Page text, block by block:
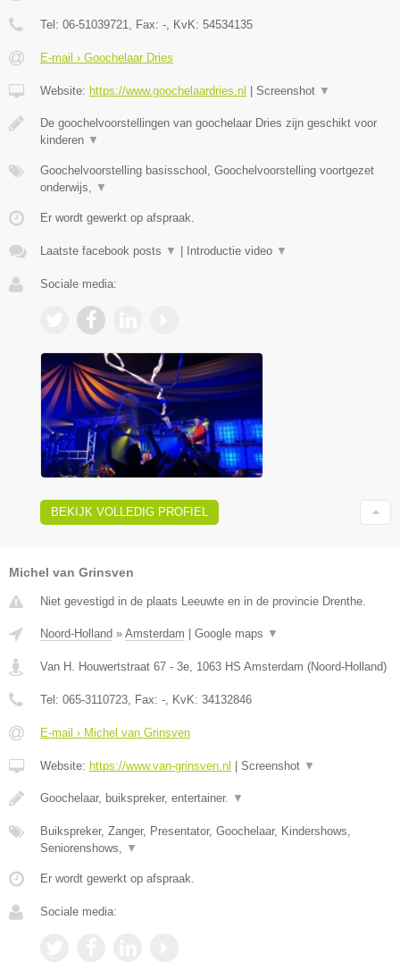
Tel: 06-51039721, Fax: -, KvK: 54534135
E-mail › Goochelaar Dries
Website: https://www.goochelaardries.nl Screenshot ▼
De goochelvoorstellingen van goochelaar Dries zijn geschikt voor
kinderen ▼
Goochelvoorstelling basisschool, Goochelvoorstelling voortgezet
onderwijs, ▼
Er wordt gewerkt op afspraak.
Laatste facebook posts ▼ Introductie video ▼
Sociale media:
BEKIJK VOLLEDIG PROFIEL
Michel van Grinsven
Niet gevestigd in de plaats Leeuwte en in de provincie Drenthe.
Noord-Holland » Amsterdam Google maps ▼
Van H. Houwertstraat 67 - 3e, 1063 HS Amsterdam (Noord-Holland)
Tel: 065-3110723, Fax: -, KvK: 34132846
E-mail › Michel van Grinsven
Website: https://www.van-grinsven.nl Screenshot ▼
Goochelaar, buikspreker, entertainer. ▼
Buikspreker, Zanger, Presentator, Goochelaar, Kindershows,
Seniorenshows, ▼
Er wordt gewerkt op afspraak.
Sociale media: